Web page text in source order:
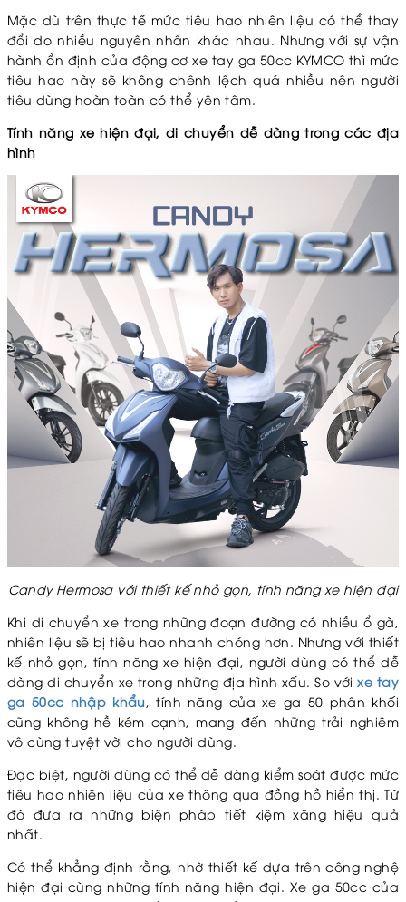
Mặc dù trên thực tế mức tiêu hao nhiên liệu có thể thay
đổi do nhiều nguyên nhân khác nhau. Nhưng với sự vận
hành ổn định của động cơ xe tay ga 50cc KYMCO thì mức
tiêu hao này sẽ không chênh lệch quá nhiều nên người
tiêu dùng hoàn toàn có thể yên tâm.
Tính năng xe hiện đại, di chuyển dễ dàng trong các địa
hình
Candy Hermosa với thiết kế nhỏ gọn, tính năng xe hiện đại
Khi di chuyển xe trong những đoạn đường có nhiều ổ gà,
nhiên liệu sẽ bị tiêu hao nhanh chóng hơn. Nhưng với thiết
kế nhỏ gọn, tính năng xe hiện đại, người dùng có thể dễ
dàng di chuyển xe trong những địa hình xấu. So với xe tay
ga 50cc nhập khẩu, tính năng của xe ga 50 phân khối
cũng không hề kém cạnh, mang đến những trải nghiệm
vô cùng tuyệt vời cho người dùng.
Đặc biệt, người dùng có thể dễ dàng kiểm soát được mức
tiêu hao nhiên liệu của xe thông qua đồng hồ hiển thị. Từ
đó đưa ra những biện pháp tiết kiệm xăng hiệu quả
nhất.
Có thể khẳng định rằng, nhờ thiết kế dựa trên công nghệ
hiện đại cùng những tính năng hiện đại. Xe ga 50cc của